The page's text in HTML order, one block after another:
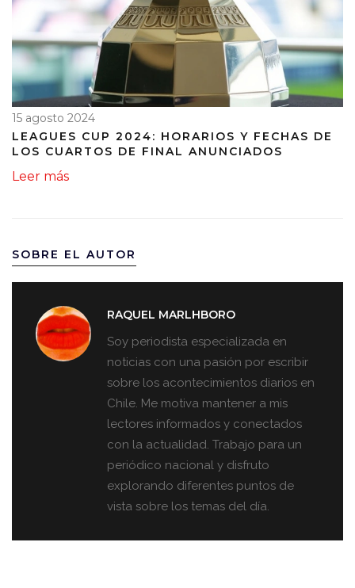
15 agosto 2024
LEAGUES CUP 2024: HORARIOS Y FECHAS DE
LOS CUARTOS DE FINAL ANUNCIADOS
Leer más
SOBRE EL AUTOR
RAQUEL MARLHBORO
Soy periodista especializada en
noticias con una pasión por escribir
sobre los acontecimientos diarios en
Chile. Me motiva mantener a mis
lectores informados y conectados
con la actualidad. Trabajo para un
periódico nacional y disfruto
explorando diferentes puntos de
vista sobre los temas del día.